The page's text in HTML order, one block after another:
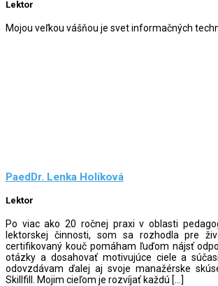
Lektor
Mojou veľkou vášňou je svet informačných
PaedDr. Lenka Holíková
Lektor
Po viac ako 20 ročnej praxi v oblasti
lektorskej činnosti, som sa rozhodla pre
certifikovaný kouč pomáham ľuďom nájsť
otázky a dosahovať motivujúce ciele a
odovzdávam ďalej aj svoje manažérske
Skillfill. Mojim cieľom je rozvíjať každú […]